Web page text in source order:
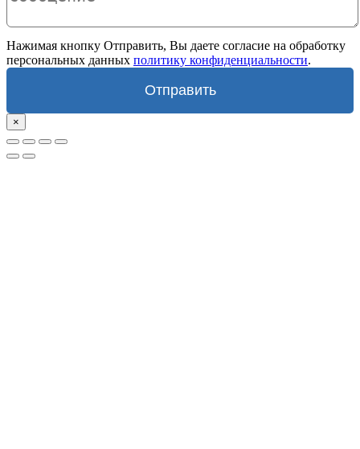
Нажимая кнопку Отправить, Вы даете согласие на обработку
персональных данных политику конфиденциальности.
Отправить
×